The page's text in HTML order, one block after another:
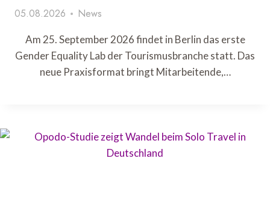
05.08.2026 News
Am 25. September 2026 findet in Berlin das erste
Gender Equality Lab der Tourismusbranche statt. Das
neue Praxisformat bringt Mitarbeitende,…